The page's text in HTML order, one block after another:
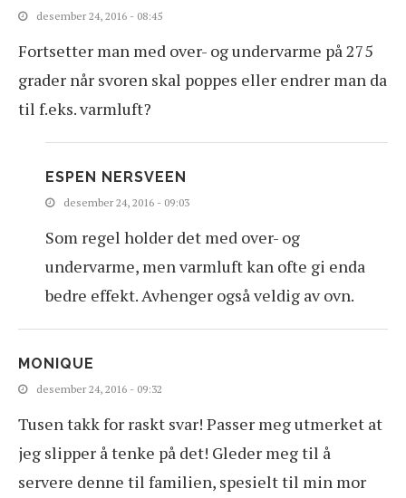
desember 24, 2016 - 08:45
Fortsetter man med over- og undervarme på 275
grader når svoren skal poppes eller endrer man da
til f.eks. varmluft?
ESPEN NERSVEEN
desember 24, 2016 - 09:03
Som regel holder det med over- og
undervarme, men varmluft kan ofte gi enda
bedre effekt. Avhenger også veldig av ovn.
MONIQUE
desember 24, 2016 - 09:32
Tusen takk for raskt svar! Passer meg utmerket at
jeg slipper å tenke på det! Gleder meg til å
servere denne til familien, spesielt til min mor